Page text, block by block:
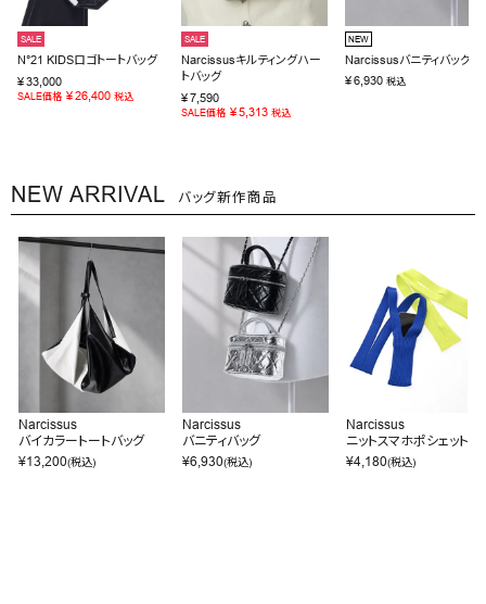
SALE
N°21 KIDSロゴトートバッグ
¥33,000
SALE価格 ¥26,400 税込
SALE
Narcissusキルティングハー
トバッグ
¥7,590
SALE価格 ¥5,313 税込
NEW
Narcissusバニティバッグ
¥6,930 税込
NEW ARRIVAL バッグ新作商品
Narcissus
バイカラートートバッグ
¥13,200(税込)
Narcissus
バニティバッグ
¥6,930(税込)
Narcissus
ニットスマホポシェット
¥4,180(税込)